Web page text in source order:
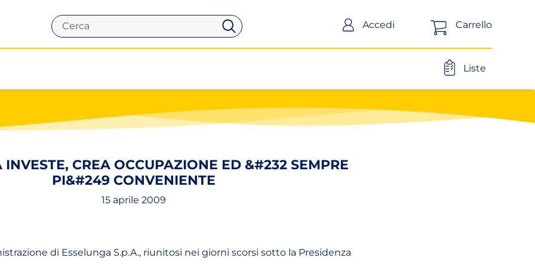
Cerca
Accedi Carrello
Liste
INVESTE, CREA OCCUPAZIONE ED &#232 SEMPRE
PI&#249 CONVENIENTE
15 aprile 2009
di Esselunga S.p.A., riunitosi nei giorni scorsi sotto la Presidenza